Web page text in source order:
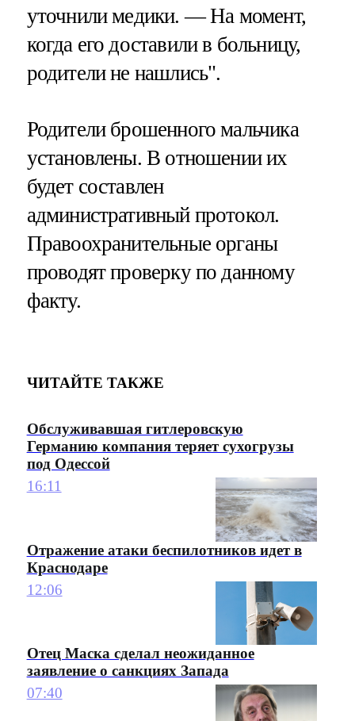
уточнили медики. — На момент,
когда его доставили в больницу,
родители не нашлись".
Родители брошенного мальчика
установлены. В отношении их
будет составлен
административный протокол.
Правоохранительные органы
проводят проверку по данному
факту.
ЧИТАЙТЕ ТАКЖЕ
Обслуживавшая гитлеровскую
Германию компания теряет сухогрузы
под Одессой
16:11
Отражение атаки беспилотников идет в
Краснодаре
12:06
Отец Маска сделал неожиданное
заявление о санкциях Запада
07:40